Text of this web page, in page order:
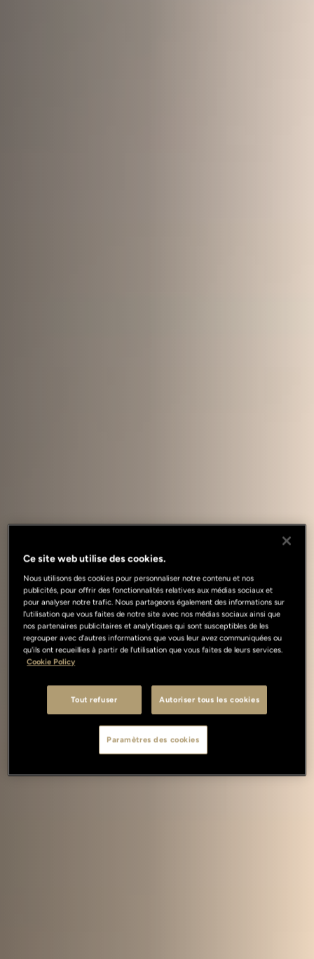
Ce site web utilise des cookies.
Nous utilisons des cookies pour personnaliser notre contenu et nos
publicités, pour offrir des fonctionnalités relatives aux médias sociaux et
pour analyser notre trafic. Nous partageons également des informations sur
l'utilisation que vous faites de notre site avec nos médias sociaux ainsi que
nos partenaires publicitaires et analytiques qui sont susceptibles de les
regrouper avec d'autres informations que vous leur avez communiquées ou
qu'ils ont recueillies à partir de l'utilisation que vous faites de leurs services.
Cookie Policy
Tout refuser Autoriser tous les cookies
Paramètres des cookies